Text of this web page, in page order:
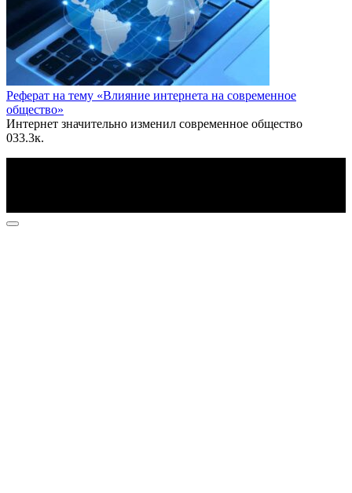
Реферат на тему «Влияние интернета на современное
общество»
Интернет значительно изменил современное общество
033.3к.